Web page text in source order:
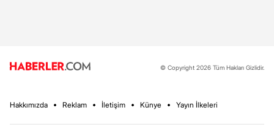
© Copyright 2026 Tüm Hakları Gizlidir.
Hakkımızda Reklam İletişim Künye Yayın İlkeleri